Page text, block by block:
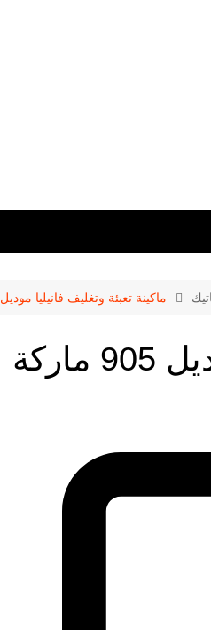
ماكينة تعبئة وتغليف فانيليا موديل 905 ماركة المهندس منسى
ماكينة تعبئة وتغليف فانيليا موديل 905 ماركة